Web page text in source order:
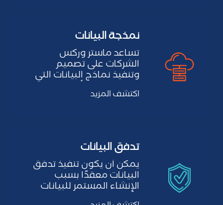
نمذجة البيانات
تساعد ماستر وركس
الشركات على تصميم
وتنفيذ نماذج البيانات التي
تمثل كيانات الأعمال
وعلاقاتها، مما…
اكتشف المزيد
تدفق البيانات
يمكن أن يكون تنفيذ تدفق
البيانات معقدًا بسبب
الإنشاء المستمر للبيانات
وسرعتها العالية، مما